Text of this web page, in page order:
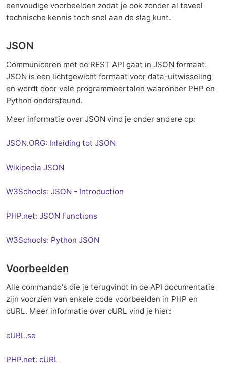
eenvoudige voorbeelden zodat je ook zonder al teveel
technische kennis toch snel aan de slag kunt.
JSON
Communiceren met de REST API gaat in JSON formaat.
JSON is een lichtgewicht formaat voor data-uitwisseling
en wordt door vele programmeertalen waaronder PHP en
Python ondersteund.
Meer informatie over JSON vind je onder andere op:
JSON.ORG: Inleiding tot JSON
Wikipedia JSON
W3Schools: JSON - Introduction
PHP.net: JSON Functions
W3Schools: Python JSON
Voorbeelden
Alle commando's die je terugvindt in de API documentatie
zijn voorzien van enkele code voorbeelden in PHP en
cURL. Meer informatie over cURL vind je hier:
cURL.se
PHP.net: cURL